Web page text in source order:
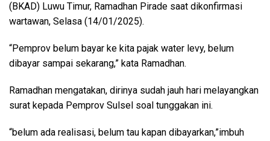
(BKAD) Luwu Timur, Ramadhan Pirade saat dikonfirmasi
wartawan, Selasa (14/01/2025).
“Pemprov belum bayar ke kita pajak water levy, belum
dibayar sampai sekarang,” kata Ramadhan.
Ramadhan mengatakan, dirinya sudah jauh hari melayangkan
surat kepada Pemprov Sulsel soal tunggakan ini.
“belum ada realisasi, belum tau kapan dibayarkan,”imbuh